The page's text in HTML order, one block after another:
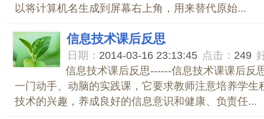
以将计算机名生成到屏幕右上角，用来替代原始...
信息技术课后反思
日期： 2014-03-16 23:13:45 点击： 249
信息技术课后反思------信息技术课课后反
一门动手、动脑的实践课，它要求教师注意培养学生
技术的兴趣，养成良好的信息意识和健康、负责任...